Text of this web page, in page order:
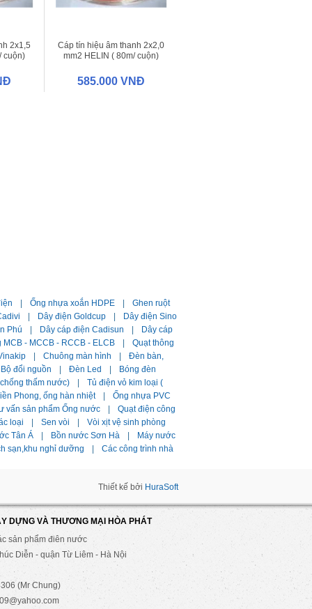
2x1,5
cuộn)
Cáp tín hiệu âm thanh 2x2,0
mm2 HELIN ( 80m/ cuộn)
585.000 VNĐ
| Ống nhựa xoắn HDPE |
Ghen ruột
| Dây điện Goldcup |
Dây điện Sino
Phú
| Dây cáp điện Cadisun |
Dây cáp
- MCCB - RCCB - ELCB
|
Quạt thông
| Chuông màn hình |
Đèn bàn,
Bộ đổi nguồn
| Đèn Led |
Bóng đèn
thấm nước)
|
Tủ điện vỏ kim loại (
Phong, ống hàn nhiệt
|
Ống nhựa PVC
vấn sản phẩm Ống nước
|
Quạt điện công
loại
| Sen vòi |
Vòi xịt vệ sinh phòng
Tân Á
| Bồn nước Sơn Hà |
Máy nước
sạn,khu nghỉ dưỡng
| Các công trình nhà
Thiết kế bởi HuraSoft
DỰNG VÀ THƯƠNG MẠI HÒA PHÁT
sản phẩm điên nước
Diễn - quận Từ Liêm - Hà Nội
(Mr Chung)